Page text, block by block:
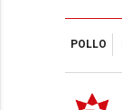
POLLO